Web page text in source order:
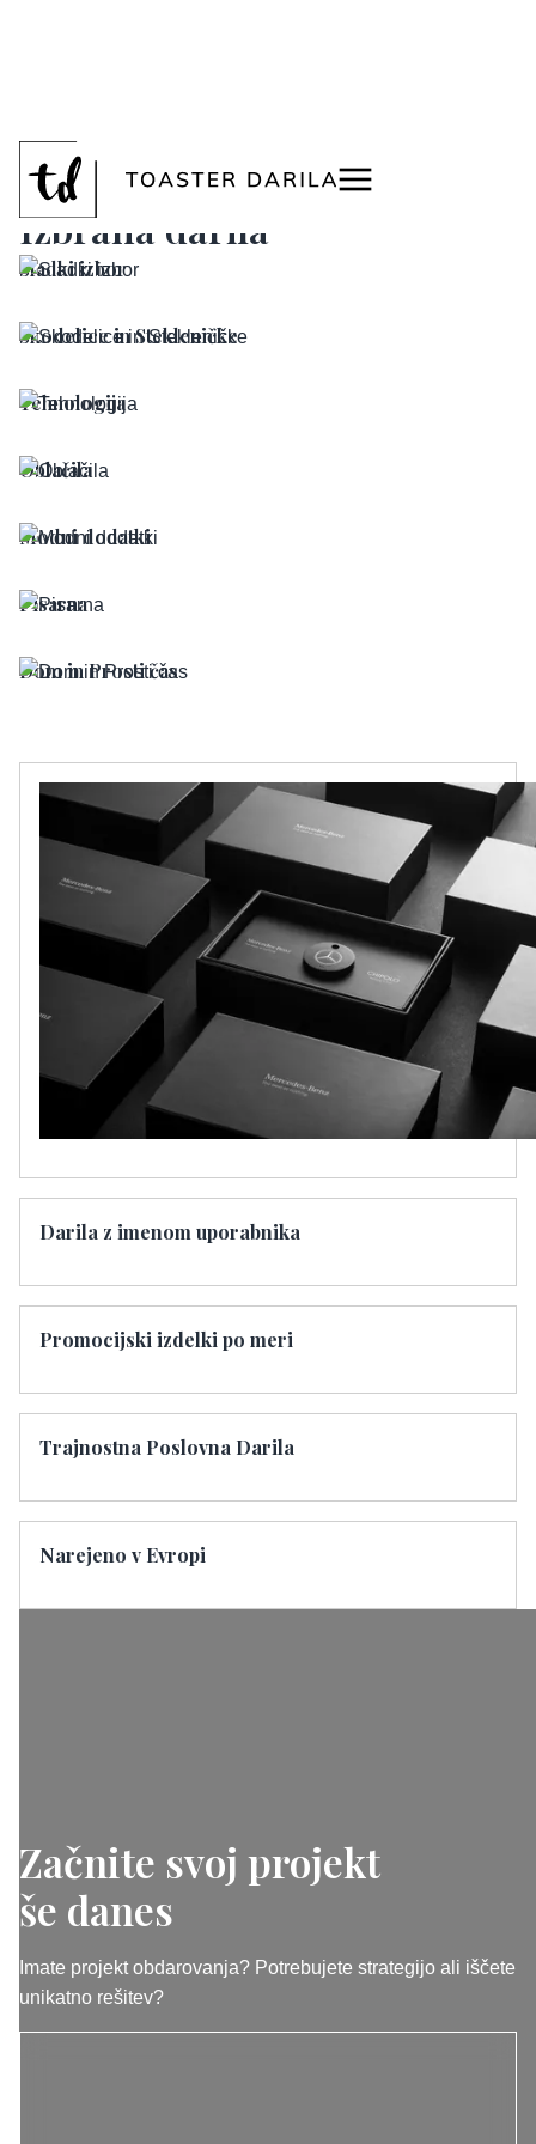
Izbrana darila
Sladki izbor
Skodelice in Stekleničke
Tehnologija
Oblačila
Modni dodatki
Pisarna
Dom in Prosti čas
Darila z imenom uporabnika
Promocijski izdelki po meri
Trajnostna Poslovna Darila
Narejeno v Evropi
Začnite svoj projekt
še danes
Imate projekt obdarovanja? Potrebujete strategijo ali iščete
unikatno rešitev?